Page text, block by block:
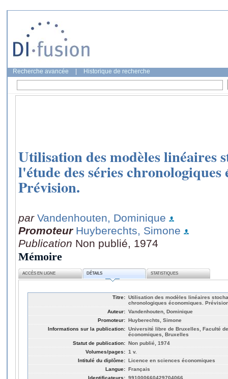
Recherche avancée Historique de recherche
Utilisation des modèles linéaires
l'étude des séries chronologiques
Prévision.
par Vandenhouten, Dominique
Promoteur Huyberechts, Simone
Publication Non publié, 1974
Mémoire
ACCÈS EN LIGNE DÉTAILS STATISTIQUES
Titre: Utilisation des modèles linéaires
chronologiques économiques.
Auteur: Vandenhouten, Dominique
Promoteur: Huyberechts, Simone
Informations sur la publication: Université libre de Bruxelles, Faculté
économiques, Bruxelles
Statut de publication: Non publié, 1974
Volumes/pages: 1 v.
Intitulé du diplôme: Licence en sciences économiques
Langue: Français
Identificateurs: 991000660429704066